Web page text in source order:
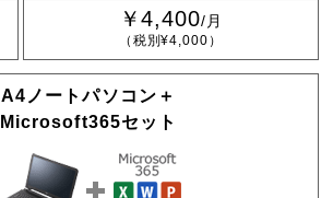
￥4,400/月
（税別¥4,000）
A4ノートパソコン＋
Microsoft365セット